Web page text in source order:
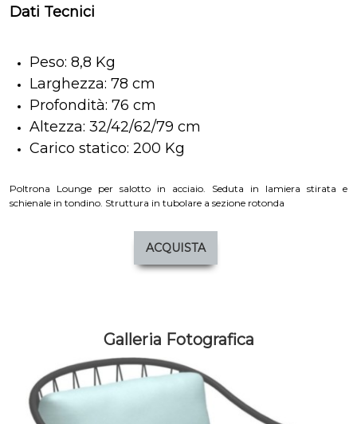
Dati Tecnici
Peso: 8,8 Kg
Larghezza: 78 cm
Profondità: 76 cm
Altezza: 32/42/62/79 cm
Carico statico: 200 Kg
Poltrona Lounge per salotto in acciaio. Seduta in lamiera stirata e
schienale in tondino. Struttura in tubolare a sezione rotonda
ACQUISTA
Galleria Fotografica